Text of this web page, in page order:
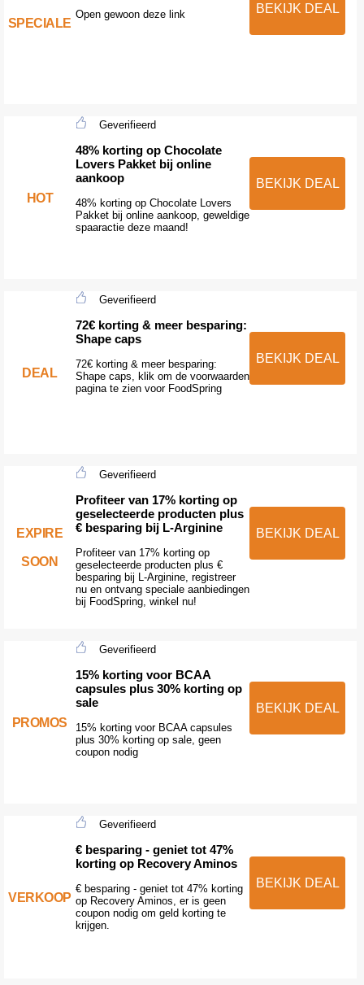
SPECIALE
Open gewoon deze link BEKIJK DEAL
HOT
Geverifieerd
48% korting op Chocolate
Lovers Pakket bij online
aankoop
48% korting op Chocolate Lovers
Pakket bij online aankoop, geweldige
spaaractie deze maand!
BEKIJK DEAL
DEAL
Geverifieerd
72€ korting & meer besparing:
Shape caps
72€ korting & meer besparing:
Shape caps, klik om de voorwaarden
pagina te zien voor FoodSpring
BEKIJK DEAL
EXPIRE
SOON
Geverifieerd
Profiteer van 17% korting op
geselecteerde producten plus
€ besparing bij L-Arginine
Profiteer van 17% korting op
geselecteerde producten plus €
besparing bij L-Arginine, registreer
nu en ontvang speciale aanbiedingen
bij FoodSpring, winkel nu!
BEKIJK DEAL
PROMOS
Geverifieerd
15% korting voor BCAA
capsules plus 30% korting op
sale
15% korting voor BCAA capsules
plus 30% korting op sale, geen
coupon nodig
BEKIJK DEAL
VERKOOP
Geverifieerd
€ besparing - geniet tot 47%
korting op Recovery Aminos
€ besparing - geniet tot 47% korting
op Recovery Aminos, er is geen
coupon nodig om geld korting te
krijgen.
BEKIJK DEAL